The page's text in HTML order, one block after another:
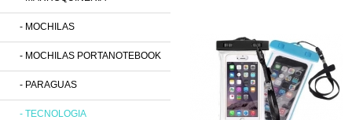
- MOCHILAS
- MOCHILAS PORTANOTEBOOK
- PARAGUAS
- TECNOLOGIA